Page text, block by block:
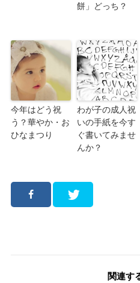
餅」どっち？
今年はどう祝
う？華やか・お
ひなまつり
わが子の成人祝
いの手紙を今す
ぐ書いてみませ
んか？
関連す